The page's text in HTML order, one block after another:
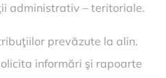
administrativ – teritoriale.
prevăzute la alin.
informări şi rapoarte